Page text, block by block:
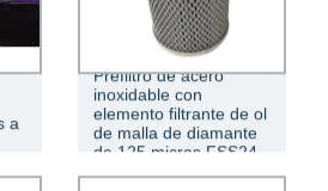
a
Prefiltro de acero
inoxidable con
elemento filtrante de ol
de malla de diamante
de 125 micras FSS24